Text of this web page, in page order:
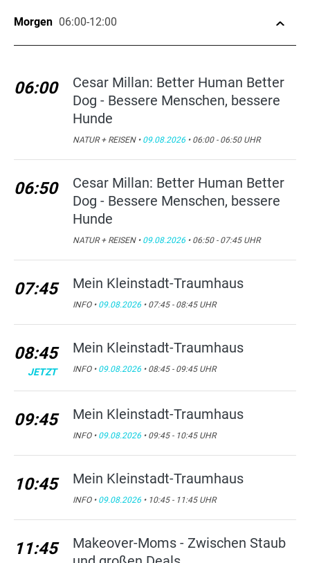
Morgen 06:00-12:00
06:00
Cesar Millan: Better Human Better
Dog - Bessere Menschen, bessere
Hunde
NATUR + REISEN • 09.08.2026 • 06:00 - 06:50 UHR
06:50
Cesar Millan: Better Human Better
Dog - Bessere Menschen, bessere
Hunde
NATUR + REISEN • 09.08.2026 • 06:50 - 07:45 UHR
07:45 Mein Kleinstadt-Traumhaus
INFO • 09.08.2026 • 07:45 - 08:45 UHR
08:45
JETZT
Mein Kleinstadt-Traumhaus
INFO • 09.08.2026 • 08:45 - 09:45 UHR
09:45 Mein Kleinstadt-Traumhaus
INFO • 09.08.2026 • 09:45 - 10:45 UHR
10:45 Mein Kleinstadt-Traumhaus
INFO • 09.08.2026 • 10:45 - 11:45 UHR
11:45
Makeover-Moms - Zwischen Staub